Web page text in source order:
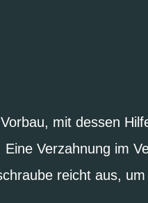
mit dessen
Verzahnung im
reicht aus,